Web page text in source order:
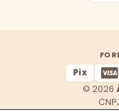
Pix
© 2026